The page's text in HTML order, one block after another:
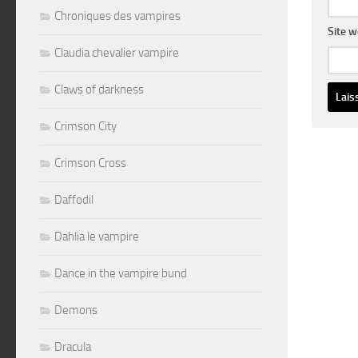
Site
Chroniques des vampires
Claudia chevalier vampire
Claws of darkness
Crimson City
Crimson Cross
Daffodil
Dahlia le vampire
Dance in the vampire bund
Demons
Dracula